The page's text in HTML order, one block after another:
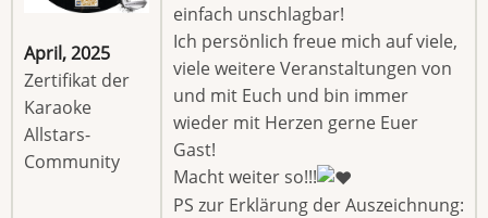
April, 2025
Zertifikat der
Karaoke
Allstars-
Community
einfach unschlagbar!
Ich persönlich freue mich auf viele,
viele weitere Veranstaltungen von
und mit Euch und bin immer
wieder mit Herzen gerne Euer
Gast!
Macht weiter so!!!
PS zur Erklärung der Auszeichnung: